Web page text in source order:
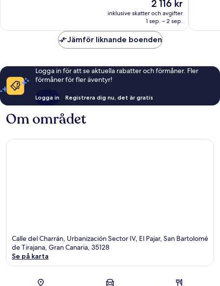
är
2 116 kr
2 116 kr
inklusive skatter och avgifter
1 sep. – 2 sep.
Jämför liknande boenden
Logga in för att se aktuella rabatter och förmåner. Fler
förmåner för fler äventyr!
Logga in Registrera dig nu, det är gratis
Om området
Calle del Charrán, Urbanización Sector IV, El Pajar, San Bartolomé
de Tirajana, Gran Canaria, 35128
Se på karta